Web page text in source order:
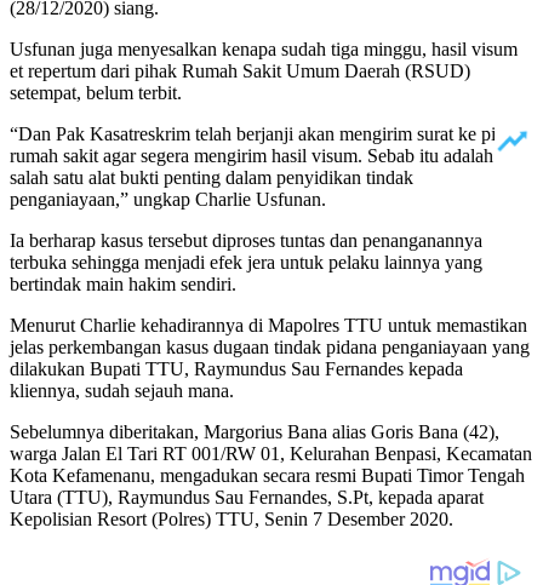
(28/12/2020) siang.
Usfunan juga menyesalkan kenapa sudah tiga minggu, hasil visum
et repertum dari pihak Rumah Sakit Umum Daerah (RSUD)
setempat, belum terbit.
“Dan Pak Kasatreskrim telah berjanji akan mengirim surat ke pihak
rumah sakit agar segera mengirim hasil visum. Sebab itu adalah
salah satu alat bukti penting dalam penyidikan tindak
penganiayaan,” ungkap Charlie Usfunan.
Ia berharap kasus tersebut diproses tuntas dan penanganannya
terbuka sehingga menjadi efek jera untuk pelaku lainnya yang
bertindak main hakim sendiri.
Menurut Charlie kehadirannya di Mapolres TTU untuk memastikan
jelas perkembangan kasus dugaan tindak pidana penganiayaan yang
dilakukan Bupati TTU, Raymundus Sau Fernandes kepada
kliennya, sudah sejauh mana.
Sebelumnya diberitakan, Margorius Bana alias Goris Bana (42),
warga Jalan El Tari RT 001/RW 01, Kelurahan Benpasi, Kecamatan
Kota Kefamenanu, mengadukan secara resmi Bupati Timor Tengah
Utara (TTU), Raymundus Sau Fernandes, S.Pt, kepada aparat
Kepolisian Resort (Polres) TTU, Senin 7 Desember 2020.